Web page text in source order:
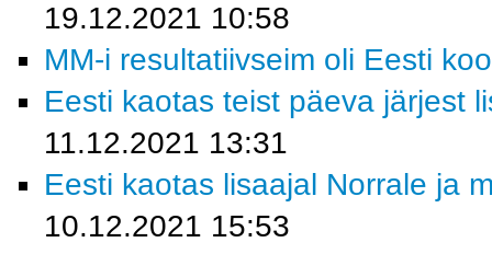
19.12.2021 10:58
MM-i resultatiivseim oli Eesti
Eesti kaotas teist päeva järjest
11.12.2021 13:31
Eesti kaotas lisaajal Norrale ja
10.12.2021 15:53